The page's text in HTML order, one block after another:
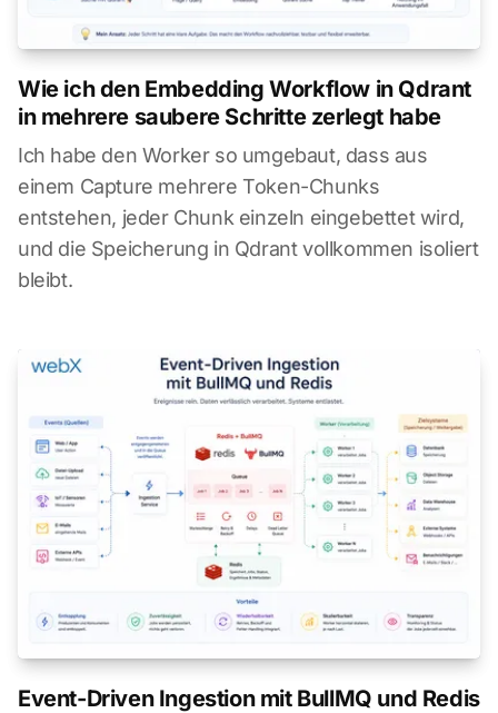
Wie ich den Embedding Workflow in Qdrant
in mehrere saubere Schritte zerlegt habe
Ich habe den Worker so umgebaut, dass aus
einem Capture mehrere Token-Chunks
entstehen, jeder Chunk einzeln eingebettet wird,
und die Speicherung in Qdrant vollkommen isoliert
bleibt.
Event-Driven Ingestion mit BullMQ und Redis